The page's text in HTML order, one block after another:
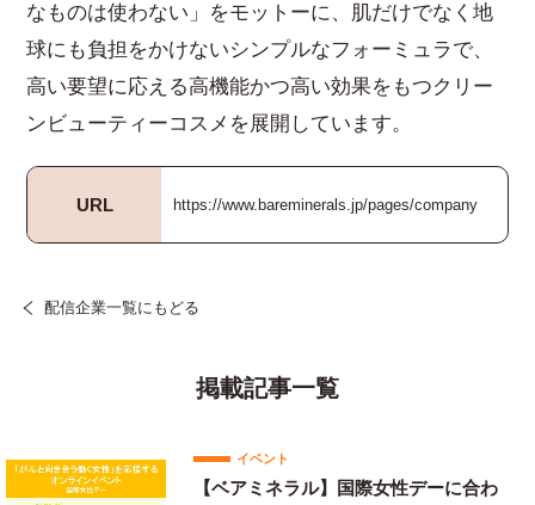
なものは使わない」をモットーに、肌だけでなく地
球にも負担をかけないシンプルなフォーミュラで、
高い要望に応える高機能かつ高い効果をもつクリー
ンビューティーコスメを展開しています。
URL https://www.bareminerals.jp/pages/company
配信企業一覧にもどる
掲載記事一覧
イベント
【ベアミネラル】国際女性デーに合わ